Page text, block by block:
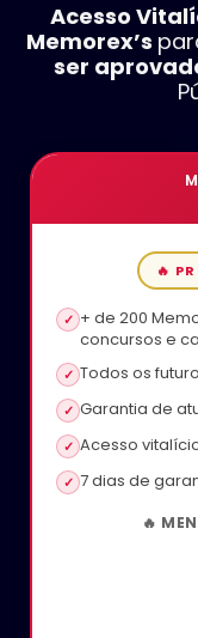
Acesso
Memorex’s
ser
🔥
✓ + de 200
concursos e
✓ Todos os
✓ Garantia de
✓ Acesso
✓ 7 dias de
🔥